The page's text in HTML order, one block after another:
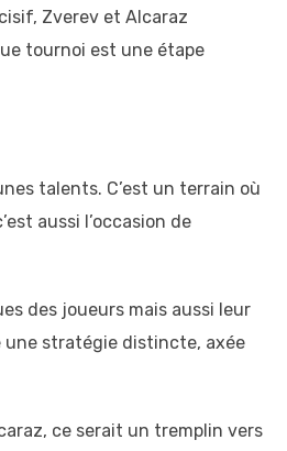
Zverev et Alcaraz
tournoi est une étape
talents. C’est un terrain où
aussi l’occasion de
des joueurs mais aussi leur
une stratégie distincte, axée
ce serait un tremplin vers